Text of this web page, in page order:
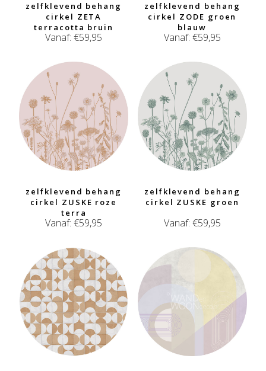
zelfklevend behang
cirkel ZETA
terracotta bruin
Vanaf:€59,95
zelfklevend behang
cirkel ZODE groen
blauw
Vanaf: €59,95
zelfklevend behang
cirkel ZUSKE roze
terra
Vanaf:€59,95
zelfklevend behang
cirkel ZUSKE groen
Vanaf: €59,95